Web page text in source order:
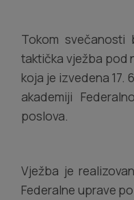
Tokom
taktička vježba pod
koja je izvedena 17.
akademiji
poslova.
Vježba je
Federalne uprave